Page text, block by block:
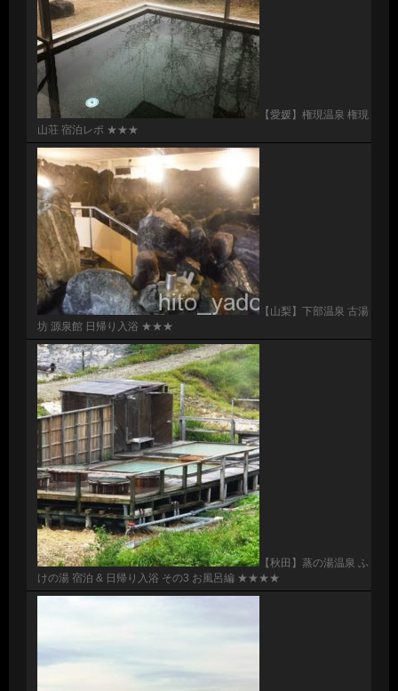
【愛媛】権現温泉 権現
山荘 宿泊レポ ★★★
【山梨】下部温泉 古湯
坊 源泉館 日帰り入浴 ★★★
【秋田】蒸の湯温泉 ふ
けの湯 宿泊 & 日帰り入浴 その3 お風呂編 ★★★★